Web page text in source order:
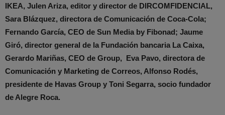
IKEA, Julen Ariza, editor y director de DIRCOMFIDENCIAL,
Sara Blázquez, directora de Comunicación de Coca-Cola;
Fernando García, CEO de Sun Media by Fibonad; Jaume
Giró, director general de la Fundación bancaria La Caixa,
Gerardo Mariñas, CEO de Group, Eva Pavo, directora de
Comunicación y Marketing de Correos, Alfonso Rodés,
presidente de Havas Group y Toni Segarra, socio fundador
de Alegre Roca.